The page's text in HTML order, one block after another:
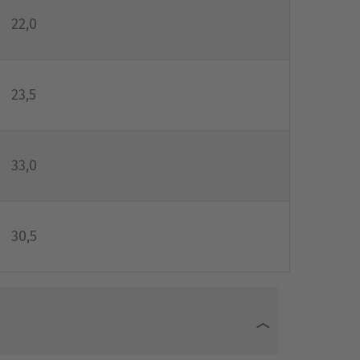
22,0
23,5
33,0
30,5